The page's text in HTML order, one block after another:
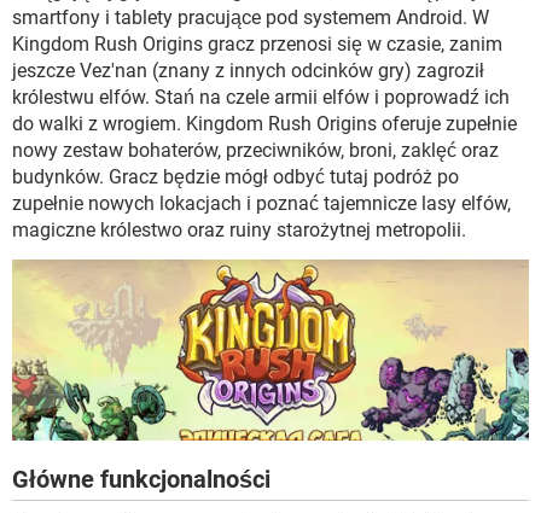
WINDOWS 10
smartfony i tablety pracujące pod systemem Android. W
Kingdom Rush Origins gracz przenosi się w czasie, zanim
jeszcze Vez'nan (znany z innych odcinków gry) zagroził
królestwu elfów. Stań na czele armii elfów i poprowadź ich
do walki z wrogiem. Kingdom Rush Origins oferuje zupełnie
nowy zestaw bohaterów, przeciwników, broni, zaklęć oraz
budynków. Gracz będzie mógł odbyć tutaj podróż po
zupełnie nowych lokacjach i poznać tajemnicze lasy elfów,
magiczne królestwo oraz ruiny starożytnej metropolii.
Główne funkcjonalności